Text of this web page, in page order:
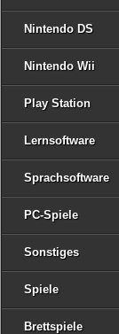
Nintendo DS
Nintendo Wii
Play Station
Lernsoftware
Sprachsoftware
PC-Spiele
Sonstiges
Spiele
Brettspiele